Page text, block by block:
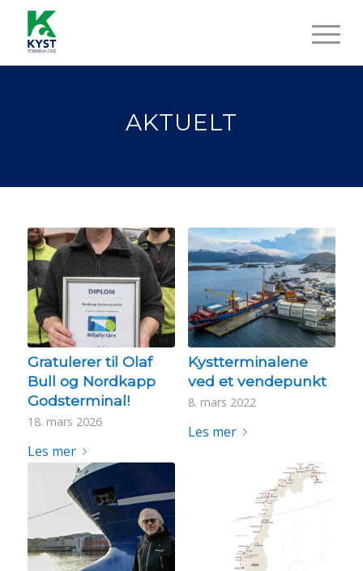
AKTUELT
Gratulerer til Olaf
Bull og Nordkapp
Godsterminal!
18. mars 2026
Les mer
Kystterminalene
ved et vendepunkt
8. mars 2022
Les mer